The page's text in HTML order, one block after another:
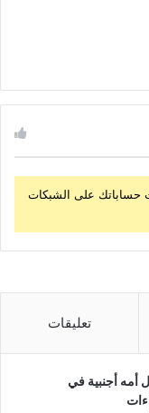
حساباتك على الشبكات
تعليقات
أجنبية في